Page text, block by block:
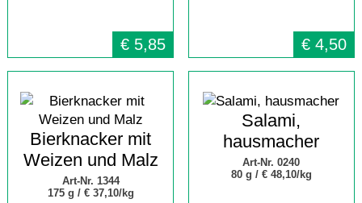
€ 5,85 € 4,50
Bierknacker mit
Weizen und Malz
Art-Nr. 1344
175 g / € 37,10/kg
Salami,
hausmacher
Art-Nr. 0240
80 g / € 48,10/kg